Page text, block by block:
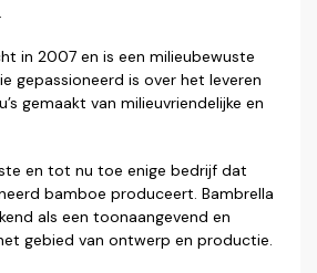
in 2007 en is een milieubewuste
gepassioneerd is over het leveren
gemaakt van milieuvriendelijke en
en tot nu toe enige bedrijf dat
bamboe produceert. Bambrella
als een toonaangevend en
gebied van ontwerp en productie.